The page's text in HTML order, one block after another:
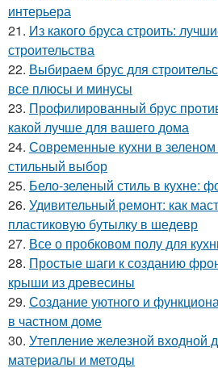
интерьера
21. Из какого бруса строить:
строительства
22. Выбираем брус для
все плюсы и минусы
23. Профилированный брус
какой лучше для вашего дома
24. Современные кухни в зеленом
стильный выбор
25. Бело-зеленый стиль в кухне:
26. Удивительный ремонт: как
пластиковую бутылку в шедевр
27. Все о пробковом полу для
28. Простые шаги к созданию
крыши из древесины
29. Создание уютного и
в частном доме
30. Утепление железной входной
материалы и методы